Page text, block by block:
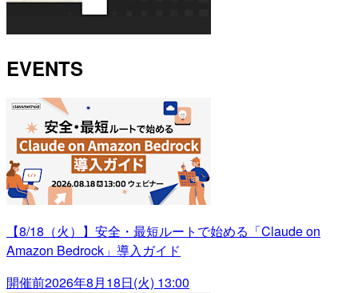
EVENTS
【8/18（火）】安全・最短ルートで始める「Claude on
Amazon Bedrock」導入ガイド
開催前2026年8月18日(火) 13:00